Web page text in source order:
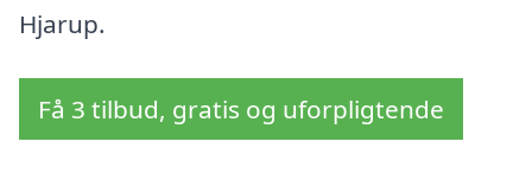
Hjarup.
Få 3 tilbud, gratis og uforpligtende